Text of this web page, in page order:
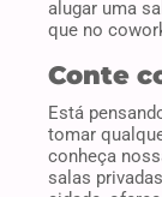
salas
cidade,
Para mais
mais sobre a